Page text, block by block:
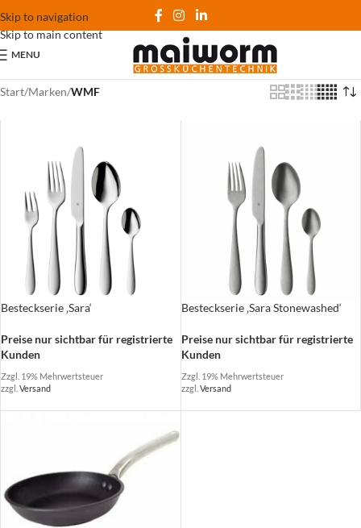
Skip to navigation
Skip to main content
MENU
Start/Marken/WMF
Besteckserie ‚Sara‘
Preise nur sichtbar für registrierte
Kunden
Zzgl. 19% Mehrwertsteuer
zzgl. Versand
Besteckserie ‚Sara Stonewashed‘
Preise nur sichtbar für registrierte
Kunden
Zzgl. 19% Mehrwertsteuer
zzgl. Versand